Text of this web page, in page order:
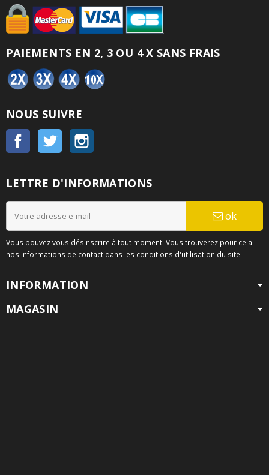
PAIEMENTS EN 2, 3 OU 4 X SANS FRAIS
NOUS SUIVRE
Facebook Twitter
LETTRE D'INFORMATIONS
ok
Vous pouvez vous désinscrire à tout moment. Vous trouverez pour cela
nos informations de contact dans les conditions d'utilisation du site.
INFORMATION
MAGASIN